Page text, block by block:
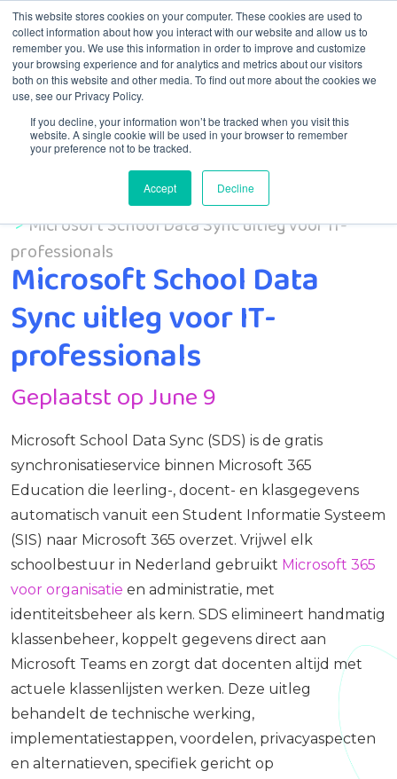
This website stores cookies on your computer. These cookies are used to
collect information about how you interact with our website and allow us to
remember you. We use this information in order to improve and customize
your browsing experience and for analytics and metrics about our visitors
both on this website and other media. To find out more about the cookies we
use, see our Privacy Policy.
If you decline, your information won’t be tracked when you visit this
website. A single cookie will be used in your browser to remember
your preference not to be tracked.
Accept Decline
Menu
Microsoft School Data Sync uitleg voor IT-
professionals
Microsoft School Data
Sync uitleg voor IT-
professionals
Geplaatst op June 9
Microsoft School Data Sync (SDS) is de gratis
synchronisatieservice binnen Microsoft 365
Education die leerling-, docent- en klasgegevens
automatisch vanuit een Student Informatie Systeem
(SIS) naar Microsoft 365 overzet. Vrijwel elk
schoolbestuur in Nederland gebruikt Microsoft 365
voor organisatie en administratie, met
identiteitsbeheer als kern. SDS elimineert handmatig
klassenbeheer, koppelt gegevens direct aan
Microsoft Teams en zorgt dat docenten altijd met
actuele klassenlijsten werken. Deze uitleg
behandelt de technische werking,
implementatiestappen, voordelen, privacyaspecten
en alternatieven, specifiek gericht op